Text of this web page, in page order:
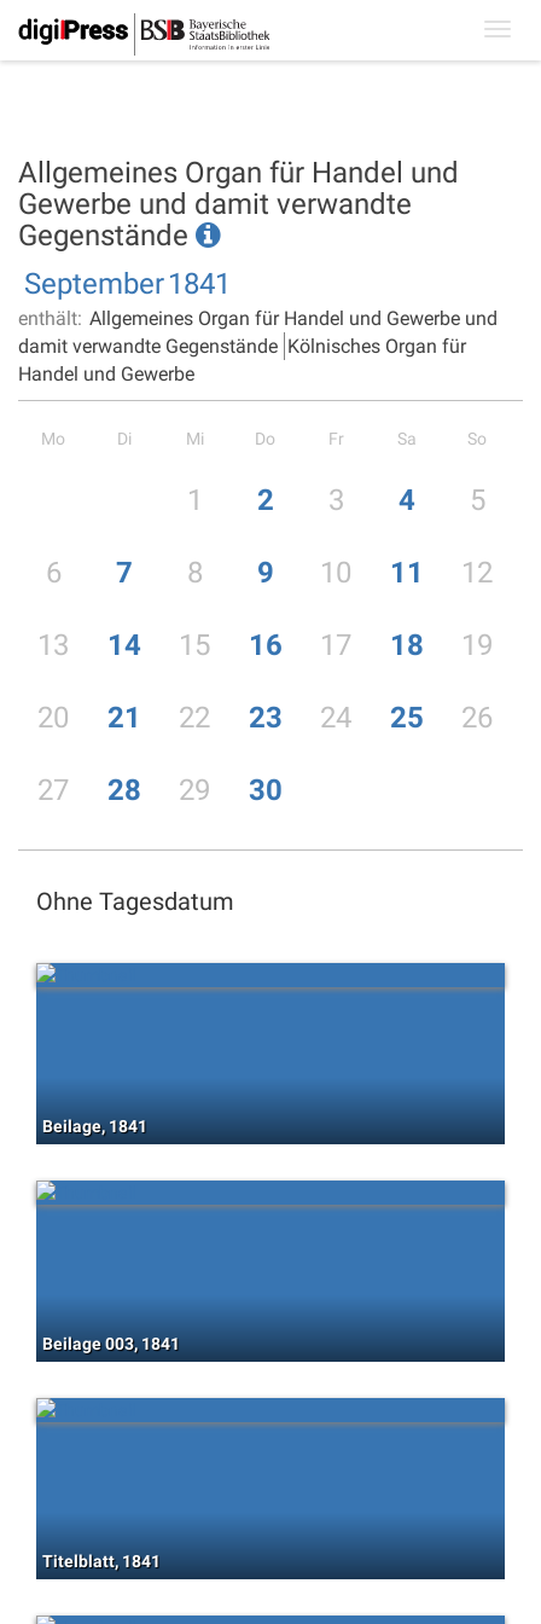
Allgemeines Organ für Handel und
Gewerbe und damit verwandte
Gegenstände
September1841
enthält: Allgemeines Organ für Handel und Gewerbe und
damit verwandte Gegenstände Kölnisches Organ für
Handel und Gewerbe
Mo Di Mi Do Fr Sa So
1 2 3 4 5
6 7 8 9 10 11 12
13 14 15 16 17 18 19
20 21 22 23 24 25 26
27 28 29 30
Ohne Tagesdatum
Beilage, 1841
Beilage 003, 1841
Titelblatt, 1841